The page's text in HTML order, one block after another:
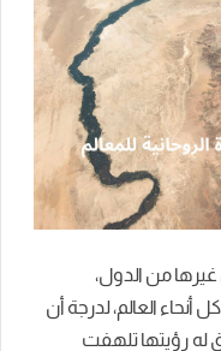
من الدول،
العالم، لدرجة أن
له رؤيتها تلهفت